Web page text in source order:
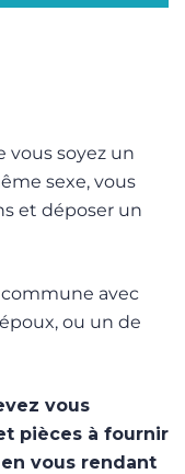
vous soyez un
sexe, vous
et déposer un
avec
ou un de
vous
pièces à fournir
vous rendant